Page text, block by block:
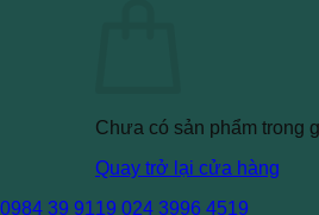
Chưa có sản phẩm trong
Quay trở lại cửa hàng
0984 39 9119 024 3996 4519